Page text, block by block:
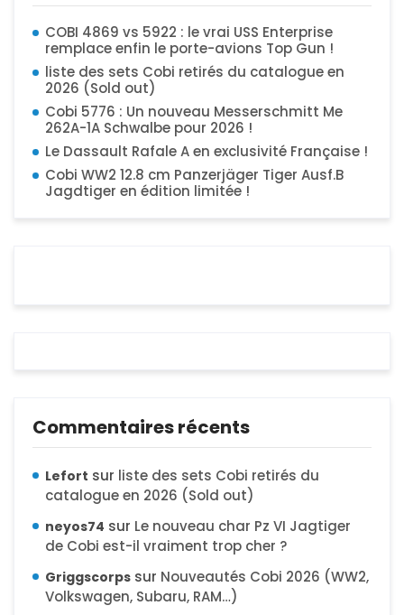
COBI 4869 vs 5922 : le vrai USS Enterprise
remplace enfin le porte-avions Top Gun !
liste des sets Cobi retirés du catalogue en
2026 (Sold out)
Cobi 5776 : Un nouveau Messerschmitt Me
262A-1A Schwalbe pour 2026 !
Le Dassault Rafale A en exclusivité Française !
Cobi WW2 12.8 cm Panzerjäger Tiger Ausf.B
Jagdtiger en édition limitée !
Commentaires récents
Lefort sur liste des sets Cobi retirés du
catalogue en 2026 (Sold out)
neyos74 sur Le nouveau char Pz VI Jagtiger
de Cobi est-il vraiment trop cher ?
Griggscorps sur Nouveautés Cobi 2026 (WW2,
Volkswagen, Subaru, RAM…)